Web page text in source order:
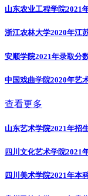
山东农业工程学院2021
浙江农林大学2020年江
安顺学院2021年录取分
中国戏曲学院2020年艺
查看更多
山东艺术学院2021年招
四川文化艺术学院2021
四川美术学院2021年本